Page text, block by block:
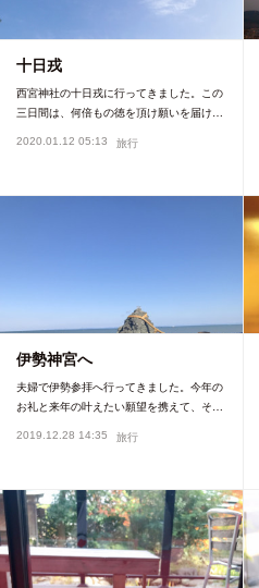
十日戎
西宮神社の十日戎に行ってきました。この
三日間は、何倍もの徳を頂け願いを届け…
2020.01.12 05:13 旅行
伊勢神宮へ
夫婦で伊勢参拝へ行ってきました。今年の
お礼と来年の叶えたい願望を携えて、そ…
2019.12.28 14:35 旅行